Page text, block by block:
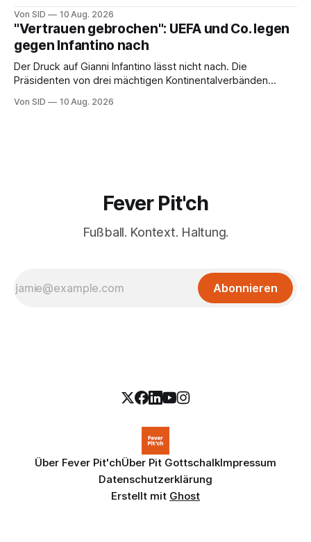
Von SID 10 Aug. 2026
"Vertrauen gebrochen": UEFA und Co. legen
gegen Infantino nach
Der Druck auf Gianni Infantino lässt nicht nach. Die
Präsidenten von drei mächtigen Kontinentalverbänden
Von SID 10 Aug. 2026
Fever Pit'ch
Fußball. Kontext. Haltung.
Abonnieren
Über Fever Pit'chÜber Pit GottschalkImpressum
Datenschutzerklärung
Erstellt mit Ghost